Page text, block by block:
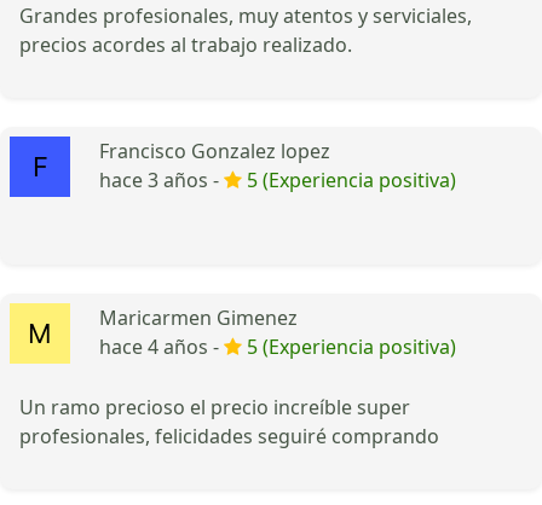
Grandes profesionales, muy atentos y serviciales,
precios acordes al trabajo realizado.
Francisco Gonzalez lopez
hace 3 años -
5 (Experiencia positiva)
Maricarmen Gimenez
hace 4 años -
5 (Experiencia positiva)
Un ramo precioso el precio increíble super
profesionales, felicidades seguiré comprando